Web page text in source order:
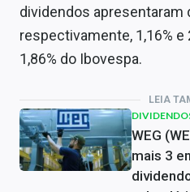
dividendos apresentaram
respectivamente, 1,16% e
1,86% do Ibovespa.
LEIA
WEG
mais 3